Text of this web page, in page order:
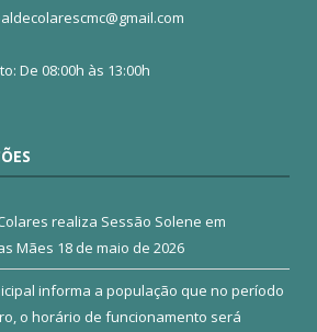
De 08:00h às 13:00h
realiza Sessão Solene em
Mães 18 de maio de 2026
informa a população que no período
o horário de funcionamento será